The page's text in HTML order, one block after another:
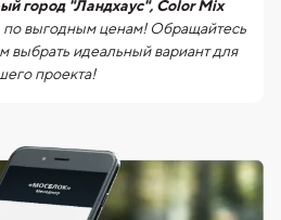
город "Ландхаус", Color Mix
по выгодным ценам! Обращайтесь
выбрать идеальный вариант для
проекта!